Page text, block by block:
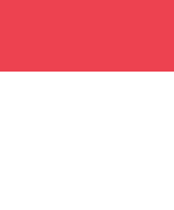
contenido